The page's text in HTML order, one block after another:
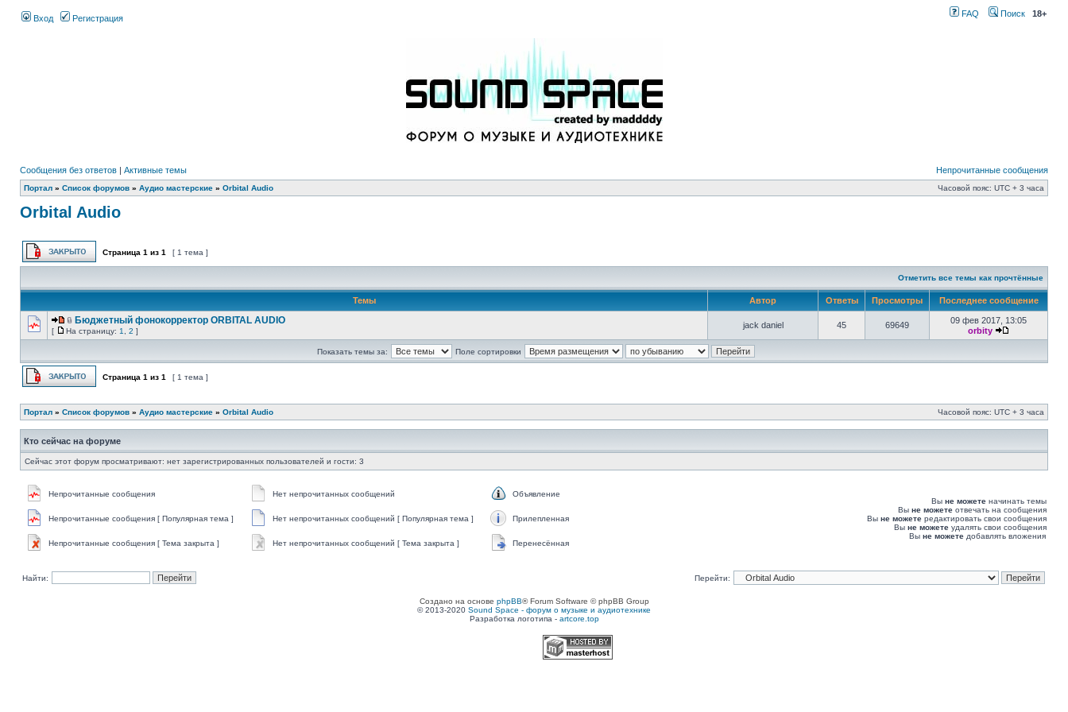
Вход Регистрация FAQ Поиск 18+
Сообщения без ответов | Активные темы Непрочитанные сообщения
Портал » Список форумов » Аудио мастерские » Orbital Audio Часовой пояс: UTC + 3 часа
Orbital Audio
Страница 1 из 1 [ 1 тема ]
Отметить все темы как прочтённые
Темы Автор Ответы Просмотры Последнее сообщение
Бюджетный фонокорректор ORBITAL AUDIO
[ На страницу: 1 2 ]
jack daniel 45 69649
09 фев 2017, 13:05
orbity
Показать темы за: Поле сортировки
Страница 1 из 1 [ 1 тема ]
Портал » Список форумов » Аудио мастерские » Orbital Audio Часовой пояс: UTC + 3 часа
Кто сейчас на форуме
Сейчас этот форум просматривают: нет зарегистрированных пользователей и гости: 3
Непрочитанные сообщения Нет непрочитанных сообщений Объявление
Непрочитанные сообщения [ Популярная тема ] Нет непрочитанных сообщений [ Популярная тема ] Прилепленная
Непрочитанные сообщения [ Тема закрыта ] Нет непрочитанных сообщений [ Тема закрыта ] Перенесённая
Вы не можете начинать темы
Вы не можете отвечать на сообщения
Вы не можете редактировать свои сообщения
Вы не можете удалять свои сообщения
Вы не можете добавлять вложения
Найти: Перейти:
Создано на основе phpBB® Forum Software © phpBB Group
© 2013-2020 Sound Space - форум о музыке и аудиотехнике
Разработка логотипа - artcore.top